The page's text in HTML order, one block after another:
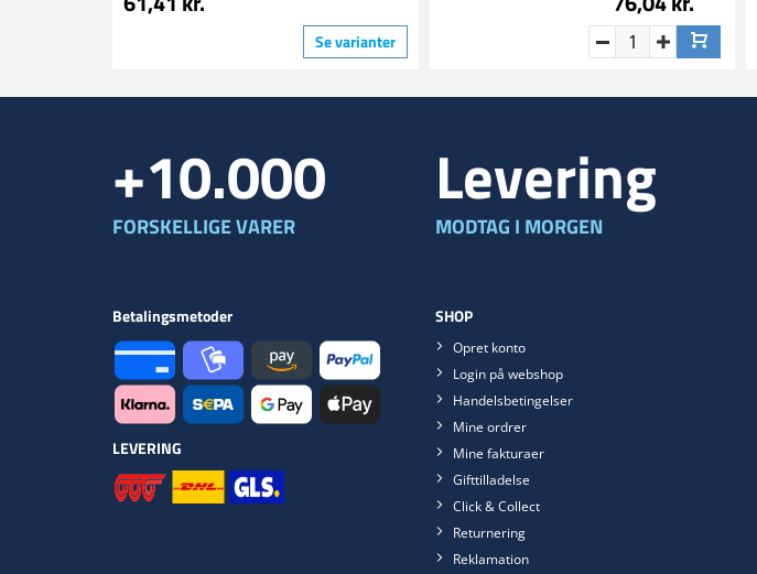
Se varianter
+10.000
FORSKELLIGE VARER
Levering
MODTAG I MORGEN
Betalingsmetoder
LEVERING
SHOP
Opret konto
Login på webshop
Handelsbetingelser
Mine ordrer
Mine fakturaer
Gifttilladelse
Click & Collect
Returnering
Reklamation